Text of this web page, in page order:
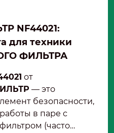
NF44021:
для техники
ФИЛЬТРА
от
— это
безопасности,
в паре с
(часто